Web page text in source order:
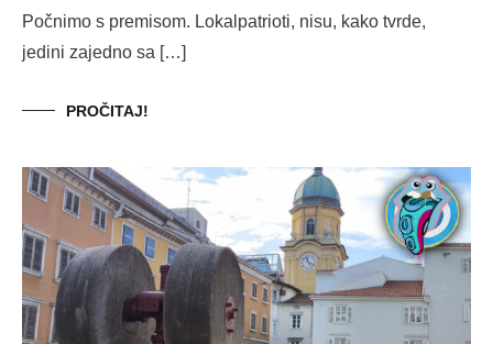
Počnimo s premisom. Lokalpatrioti, nisu, kako tvrde,
jedini zajedno sa […]
PROČITAJ!